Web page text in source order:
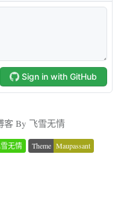
客 By 飞雪无情
无情 Theme Maupassant